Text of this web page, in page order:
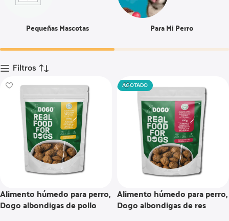
Pequeñas Mascotas Para Mi Perro
Filtros
Alimento húmedo para perro,
Dogo albondigas de pollo
AGOTADO
Alimento húmedo para perro,
Dogo albondigas de res